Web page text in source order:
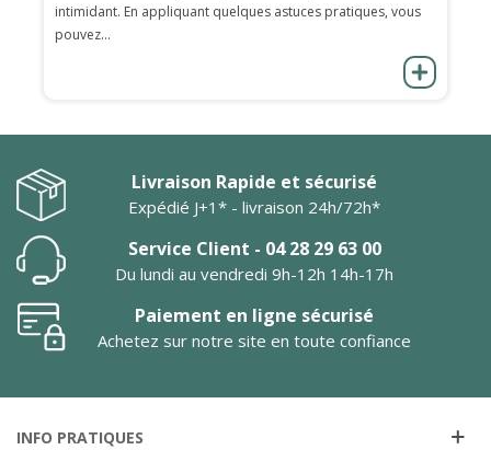
intimidant. En appliquant quelques astuces pratiques, vous
pouvez...
Livraison Rapide et sécurisé
Expédié J+1* - livraison 24h/72h*
Service Client - 04 28 29 63 00
Du lundi au vendredi 9h-12h 14h-17h
Paiement en ligne sécurisé
Achetez sur notre site en toute confiance
INFO PRATIQUES